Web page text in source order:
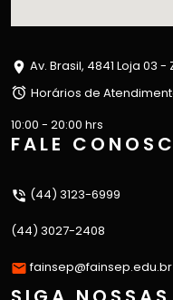
Av. Brasil, 4841 Loja 03
Horários de
10:00 - 20:00 hrs
FALE
(44) 3123-6999
(44) 3027-2408
fainsep@fainsep.edu.br